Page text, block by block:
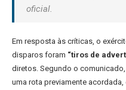
oficial.
Em resposta às críticas, o
disparos foram “tiros de
diretos. Segundo o
uma rota previamente